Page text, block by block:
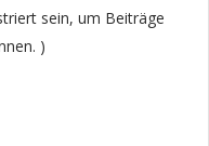
sein, um Beiträge
)